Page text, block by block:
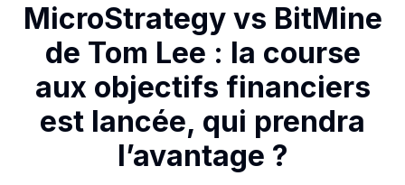
MicroStrategy vs BitMine
de Tom Lee : la course
aux objectifs financiers
est lancée, qui prendra
l’avantage ?